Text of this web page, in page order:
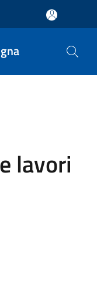
lavori